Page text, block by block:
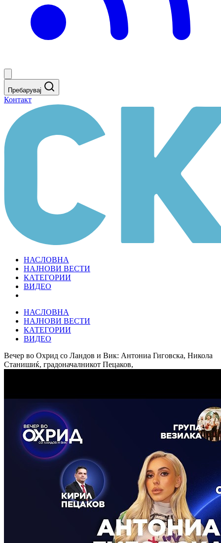
Пребарувај
Контакт
НАСЛОВНА
НАЈНОВИ ВЕСТИ
КАТЕГОРИИ
ВИДЕО
НАСЛОВНА
НАЈНОВИ ВЕСТИ
КАТЕГОРИИ
ВИДЕО
Вечер во Охрид со Ландов и Вик: Антониа Гиговска, Никола
Станишиќ, градоначалникот Пецаков,